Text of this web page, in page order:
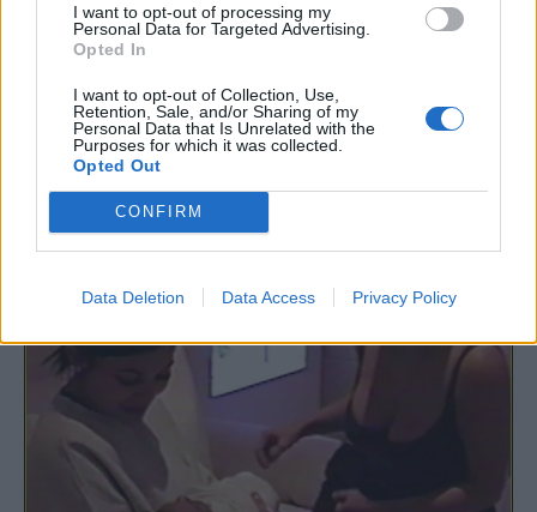
I want to opt-out of processing my
Personal Data for Targeted Advertising.
Opted In
I want to opt-out of Collection, Use,
Retention, Sale, and/or Sharing of my
Personal Data that Is Unrelated with the
Purposes for which it was collected.
Opted Out
CONFIRM
Data Deletion Data Access Privacy Policy
Διάβασε ακόμη:
Kylie Jenner σε ένα βίντεο που πρέπει να δεις
ASAP